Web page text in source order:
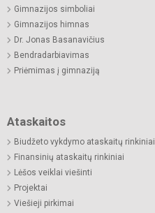
Gimnazijos simboliai
Gimnazijos himnas
Dr. Jonas Basanavičius
Bendradarbiavimas
Priėmimas į gimnaziją
Ataskaitos
Biudžeto vykdymo ataskaitų rinkiniai
Finansinių ataskaitų rinkiniai
Lėšos veiklai viešinti
Projektai
Viešieji pirkimai